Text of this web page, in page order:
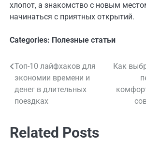
хлопот, а знакомство с новым
начинаться с приятных открытий.
Categories: Полезные статьи
Навигация
по
записям
Топ-10 лайфхаков для
экономии времени и
денег в длительных
поездках
Как
Related Posts